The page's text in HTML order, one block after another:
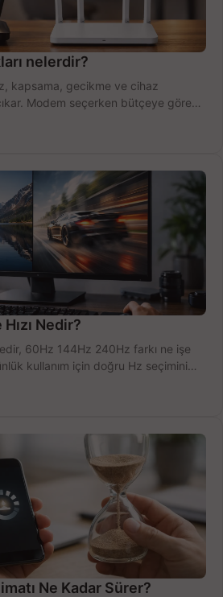
nelerdir?
kapsama, gecikme ve cihaz
Modem seçerken bütçeye göre
Nedir?
60Hz 144Hz 240Hz farkı ne işe
kullanım için doğru Hz seçimini
Ne Kadar Sürer?